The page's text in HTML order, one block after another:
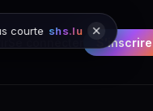
S'inscrire
courte shs.lu